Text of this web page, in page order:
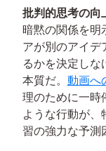
批判的思考の向
暗黙の関係を明
アが別のアイデ
るかを決定し
本質だ。 動画へ
理のために一時
ような行動が、
習の強力な予測